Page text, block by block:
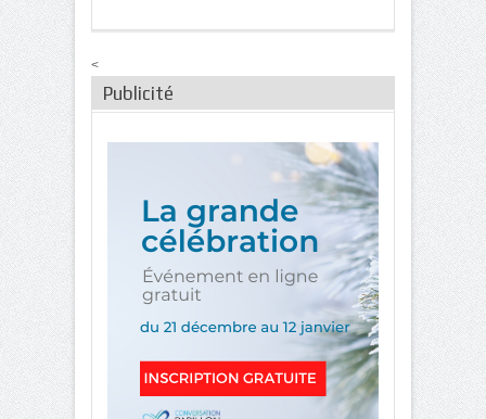
<
Publicité